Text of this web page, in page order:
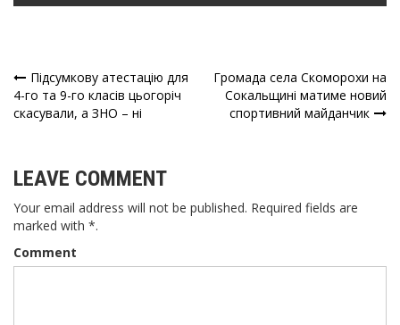
Навігація
записів
Підсумкову атестацію для
4-го та 9-го класів цьогоріч
скасували, а ЗНО – ні
Громада села Скоморохи на
Сокальщині матиме новий
спортивний майданчик
LEAVE COMMENT
Your email address will not be published. Required fields are
marked with *.
Comment